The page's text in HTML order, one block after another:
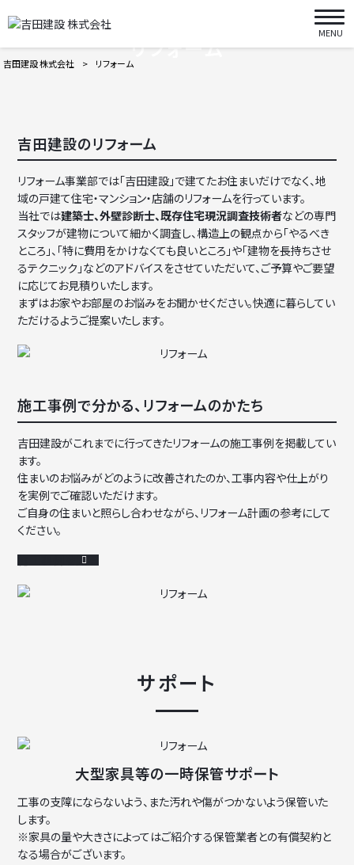
MENU
リフォーム
吉田建設 株式会社 > リフォーム
吉田建設のリフォーム
リフォーム事業部では「吉田建設」で建てたお住まいだけでなく、地
域の戸建て住宅・マンション・店舗のリフォームを行っています。
当社では建築士、外壁診断士、既存住宅現況調査技術者などの専門
スタッフが建物について細かく調査し、構造上の観点から「やるべき
ところ」、「特に費用をかけなくても良いところ」や「建物を長持ちさせ
るテクニック」などのアドバイスをさせていただいて、ご予算やご要望
に応じてお見積りいたします。
まずはお家やお部屋のお悩みをお聞かせください。快適に暮らしてい
ただけるようご提案いたします。
施工事例で分かる、リフォームのかたち
吉田建設がこれまでに行ってきたリフォームの施工事例を掲載してい
ます。
住まいのお悩みがどのように改善されたのか、工事内容や仕上がり
を実例でご確認いただけます。
ご自身の住まいと照らし合わせながら、リフォーム計画の参考にして
ください。
施工事例を見る
サポート
大型家具等の一時保管サポート
工事の支障にならないよう、また汚れや傷がつかないよう保管いた
します。
※家具の量や大きさによってはご紹介する保管業者との有償契約と
なる場合がございます。